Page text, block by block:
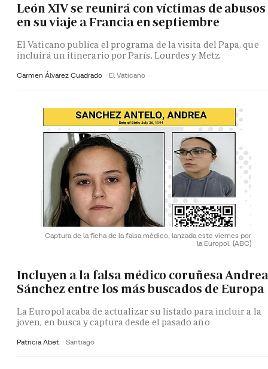
León XIV se reunirá con víctimas de abusos
en su viaje a Francia en septiembre
El Vaticano publica el programa de la visita del Papa, que
incluirá un itinerario por París, Lourdes y Metz
Carmen Álvarez Cuadrado El Vaticano
Captura de la ficha de la falsa médico, lanzada este viernes por
la Europol. (ABC)
Incluyen a la falsa médico coruñesa Andrea
Sánchez entre los más buscados de Europa
La Europol acaba de actualizar su listado para incluir a la
joven, en busca y captura desde el pasado año
Patricia Abet Santiago